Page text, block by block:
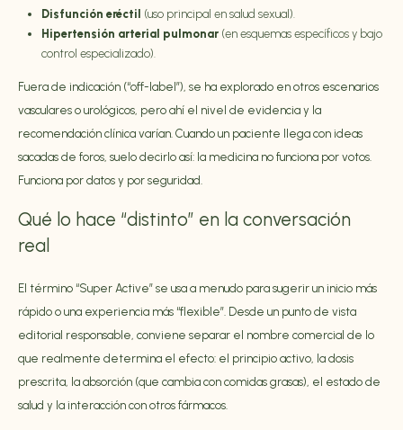
Disfunción eréctil (uso principal en salud sexual).
Hipertensión arterial pulmonar (en esquemas específicos y bajo
control especializado).
Fuera de indicación (“off-label”), se ha explorado en otros escenarios
vasculares o urológicos, pero ahí el nivel de evidencia y la
recomendación clínica varían. Cuando un paciente llega con ideas
sacadas de foros, suelo decirlo así: la medicina no funciona por votos.
Funciona por datos y por seguridad.
Qué lo hace “distinto” en la conversación
real
El término “Super Active” se usa a menudo para sugerir un inicio más
rápido o una experiencia más “flexible”. Desde un punto de vista
editorial responsable, conviene separar el nombre comercial de lo
que realmente determina el efecto: el principio activo, la dosis
prescrita, la absorción (que cambia con comidas grasas), el estado de
salud y la interacción con otros fármacos.